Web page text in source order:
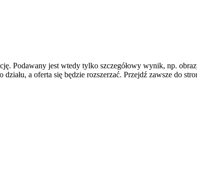
Podawany jest wtedy tylko szczegółowy wynik, np.
a oferta się będzie rozszerzać. Przejdź zawsze do